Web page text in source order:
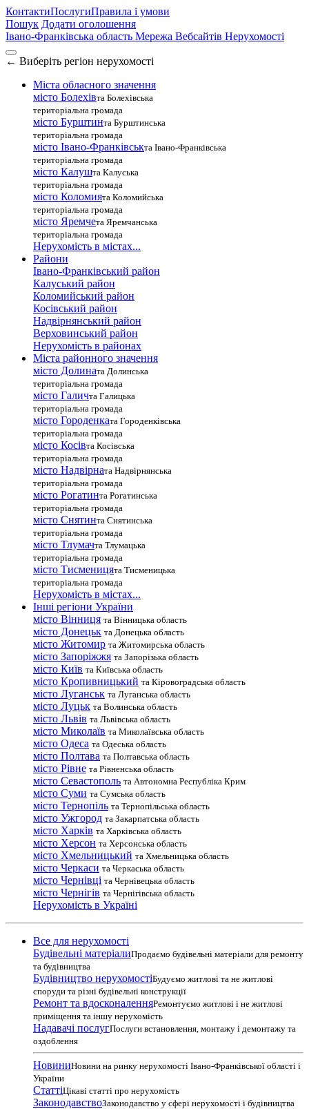
КонтактиПослугиПравила і умови
Пошук Додати оголошення
Івано-Франківська область Мережа Вебсайтів Нерухомості
← Виберіть регіон нерухомості
Міста обласного значення
місто Болехівта Болехівська
територіальна громада
місто Бурштинта Бурштинська
територіальна громада
місто Івано-Франківськта Івано-Франківська
територіальна громада
місто Калушта Калуська
територіальна громада
місто Коломията Коломийська
територіальна громада
місто Яремчета Яремчанська
територіальна громада
Нерухомість в містах...
Райони
Івано-Франківський район
Калуський район
Коломийський район
Косівський район
Надвірнянський район
Верховинський район
Нерухомість в районах
Міста районного значення
місто Долината Долинська
територіальна громада
місто Галичта Галицька
територіальна громада
місто Городенката Городенківська
територіальна громада
місто Косівта Косівська
територіальна громада
місто Надвірната Надвірнянська
територіальна громада
місто Рогатинта Рогатинська
територіальна громада
місто Снятинта Снятинська
територіальна громада
місто Тлумачта Тлумацька
територіальна громада
місто Тисменицята Тисменицька
територіальна громада
Нерухомість в містах...
Інші регіони України
місто Вінниця та Вінницька область
місто Донецьк та Донецька область
місто Житомир та Житомирська область
місто Запоріжжя та Запорізька область
місто Київ та Київська область
місто Кропивницький та Кіровоградська область
місто Луганськ та Луганська область
місто Луцьк та Волинська область
місто Львів та Львівська область
місто Миколаїв та Миколаївська область
місто Одеса та Одеська область
місто Полтава та Полтавська область
місто Рівне та Рівненська область
місто Севастополь та Автономна Республіка Крим
місто Суми та Сумська область
місто Тернопіль та Тернопільська область
місто Ужгород та Закарпатська область
місто Харків та Харківська область
місто Херсон та Херсонська область
місто Хмельницький та Хмельницька область
місто Черкаси та Черкаська область
місто Чернівці та Чернівецька область
місто Чернігів та Чернігівська область
Нерухомість в Україні
Все для нерухомості
Будівельні матеріалиПродаємо будівельні матеріали для ремонту
та будівництва
Будівництво нерухомостіБудуємо житлові та не житлові
споруди та різні будівельні конструкції
Ремонт та вдосконаленняРемонтуємо житлові і не житлові
приміщення та іншу нерухомість
Надавачі послугПослуги встановлення, монтажу і демонтажу та
оздоблення
НовиниНовини на ринку нерухомості Івано-Франківської області і
України
СтаттіЦікаві статті про нерухомість
ЗаконодавствоЗаконодавство у сфері нерухомості і будівництва